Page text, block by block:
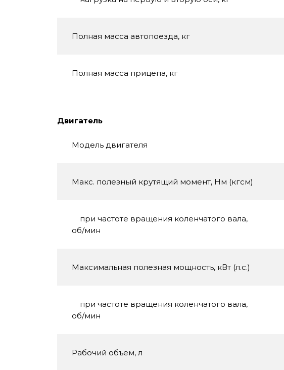
Полная масса автопоезда, кг
Полная масса прицепа, кг
Двигатель
Модель двигателя
Макс. полезный крутящий момент, Нм (кгсм)
при частоте вращения коленчатого вала,
об/мин
Максимальная полезная мощность, кВт (л.с.)
при частоте вращения коленчатого вала,
об/мин
Рабочий объем, л